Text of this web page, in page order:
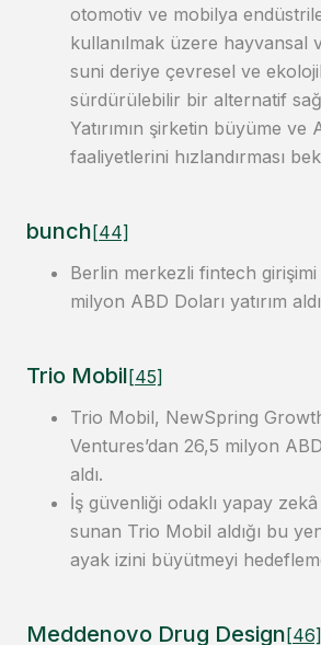
otomotiv ve mobilya
kullanılmak üzere hayvansal
suni deriye çevresel ve
sürdürülebilir bir alternatif
Yatırımın şirketin büyüme ve
faaliyetlerini hızlandırması
bunch [44]
Berlin merkezli fintech
milyon ABD Doları yatırım
Trio Mobil [45]
Trio Mobil, NewSpring
Ventures’dan 26,5 milyon
aldı.
İş güvenliği odaklı yapay
sunan Trio Mobil aldığı bu
ayak izini büyütmeyi
Meddenovo Drug Design [46]